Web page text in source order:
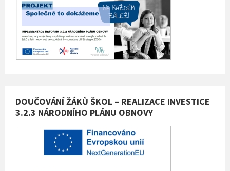
DOUČOVÁNÍ ŽÁKŮ ŠKOL – REALIZACE INVESTICE
3.2.3 NÁRODNÍHO PLÁNU OBNOVY